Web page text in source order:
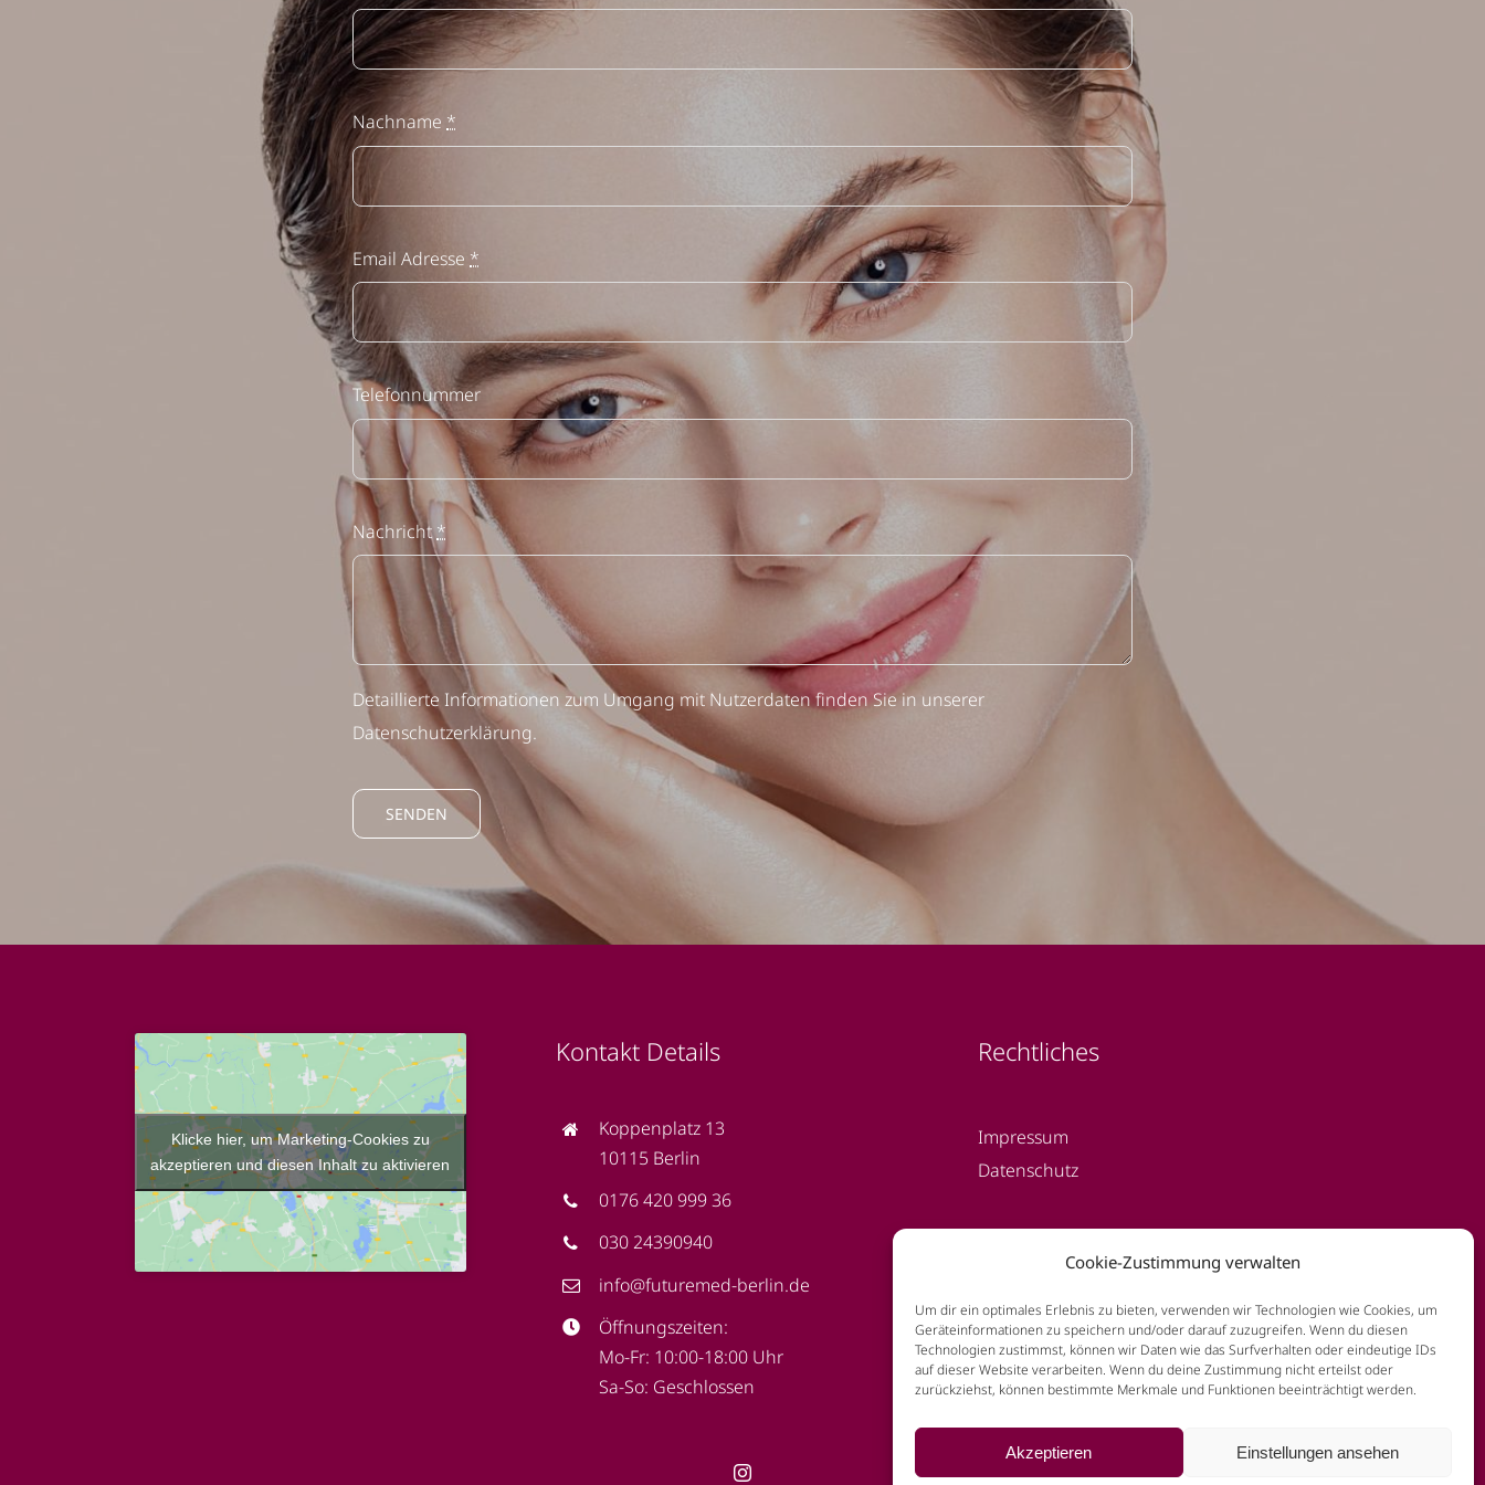
Cookie-Zustimmung verwalten
Um dir ein optimales Erlebnis zu bieten, verwenden wir Technologien wie Cookies, um
Geräteinformationen zu speichern und/oder darauf zuzugreifen. Wenn du diesen
Technologien zustimmst, können wir Daten wie das Surfverhalten oder eindeutige IDs
auf dieser Website verarbeiten. Wenn du deine Zustimmung nicht erteilst oder
zurückziehst, können bestimmte Merkmale und Funktionen beeinträchtigt werden.
Akzeptieren Einstellungen ansehen
Nachname *
Email Adresse *
Telefonnummer
Nachricht*
Detaillierte Informationen zum Umgang mit Nutzerdaten finden Sie in unserer
Datenschutzerklärung.
SENDEN
Klicke hier, um Marketing-Cookies zu
akzeptieren und diesen Inhalt zu aktivieren
Kontakt Details
Koppenplatz 13
10115 Berlin
0176 420 999 36
030 24390940
info@futuremed-berlin.de
Öffnungszeiten:
Mo-Fr: 10:00-18:00 Uhr
Sa-So: Geschlossen
Rechtliches
Impressum
Datenschutz